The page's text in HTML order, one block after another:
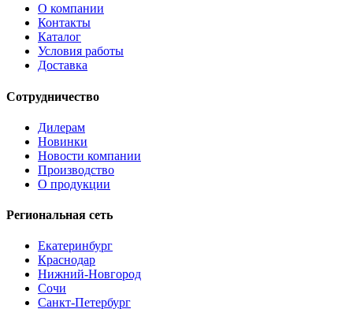
О компании
Контакты
Каталог
Условия работы
Доставка
Сотрудничество
Дилерам
Новинки
Новости компании
Производство
О продукции
Региональная сеть
Екатеринбург
Краснодар
Нижний-Новгород
Сочи
Санкт-Петербург